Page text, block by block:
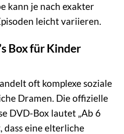
kann je nach exakter
leicht variieren.
Box für Kinder
oft komplexe soziale
Dramen. Die offizielle
DVD-Box lautet „Ab 6
dass eine elterliche